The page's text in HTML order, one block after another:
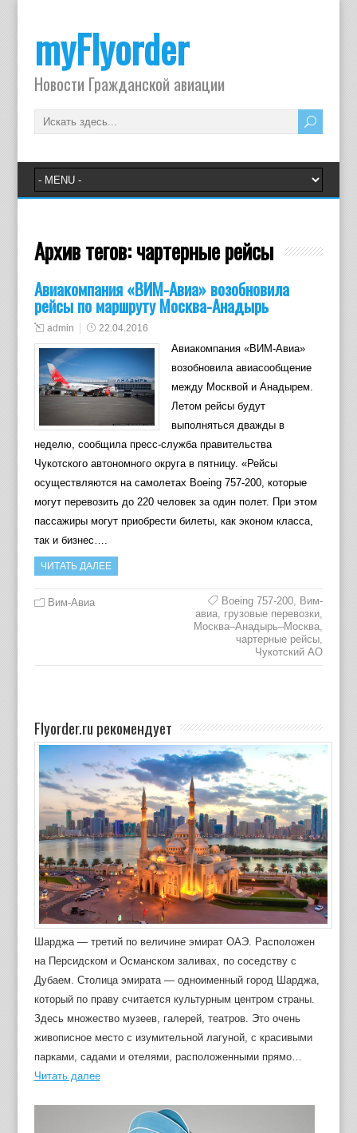
myFlyorder
Новости Гражданской авиации
Архив тегов:чартерные рейсы
Авиакомпания «ВИМ-Авиа» возобновила
рейсы по маршруту Москва-Анадырь
admin 22.04.2016
Авиакомпания «ВИМ-Авиа»
возобновила авиасообщение
между Москвой и Анадырем.
Летом рейсы будут
выполняться дважды в
неделю, сообщила пресс-служба правительства
Чукотского автономного округа в пятницу. «Рейсы
осуществляются на самолетах Boeing 757-200, которые
могут перевозить до 220 человек за один полет. При этом
пассажиры могут приобрести билеты, как эконом класса,
так и бизнес….
ЧИТАТЬ ДАЛЕЕ
Вим-Авиа Boeing 757-200, Вим-
авиа, грузовые перевозки,
Москва–Анадырь–Москва,
чартерные рейсы,
Чукотский АО
Flyorder.ru рекомендует
Шарджа — третий по величине эмират ОАЭ. Расположен
на Персидском и Османском заливах, по соседству с
Дубаем. Столица эмирата — одноименный город Шарджа,
который по праву считается культурным центром страны.
Здесь множество музеев, галерей, театров. Это очень
живописное место с изумительной лагуной, с красивыми
парками, садами и отелями, расположенными прямо…
Читать далее